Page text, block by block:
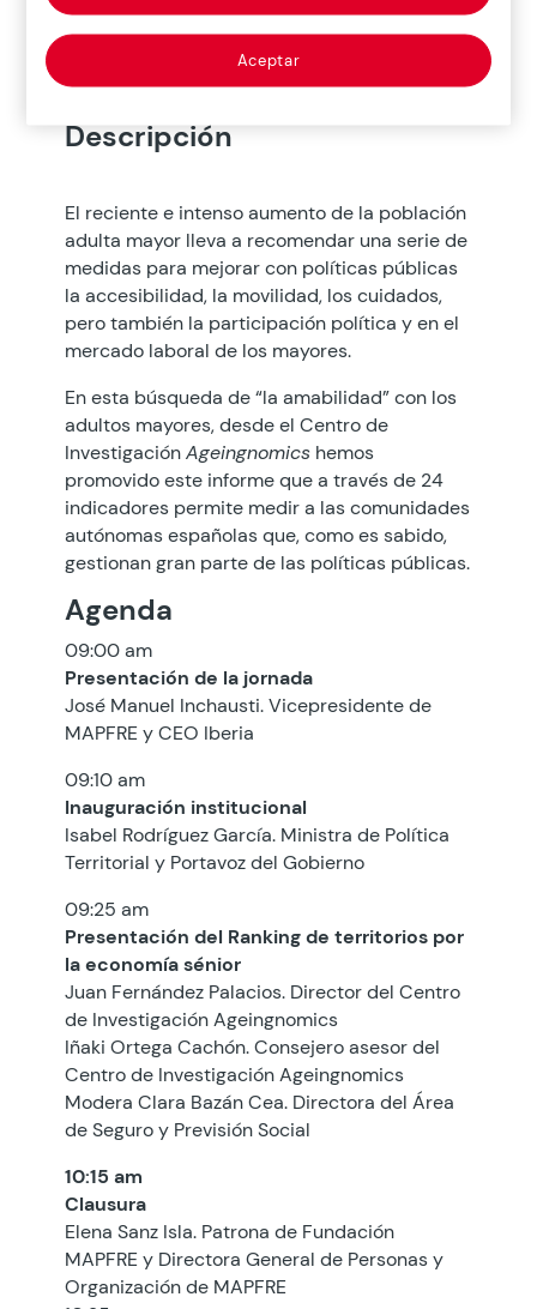
Participantes
Descripción
El reciente e intenso aumento de la población
adulta mayor lleva a recomendar una serie de
medidas para mejorar con políticas públicas
la accesibilidad, la movilidad, los cuidados,
pero también la participación política y en el
mercado laboral de los mayores.
En esta búsqueda de “la amabilidad” con los
adultos mayores, desde el Centro de
InvestigaciónAgeingnomics hemos
promovido este informe que a través de 24
indicadores permite medir a las comunidades
autónomas españolas que, como es sabido,
gestionan gran parte de las políticas públicas.
Agenda
09:00 am
Presentación de la jornada
José Manuel Inchausti. Vicepresidente de
MAPFRE y CEO Iberia
09:10 am
Inauguración institucional
Isabel Rodríguez García. Ministra de Política
Territorial y Portavoz del Gobierno
09:25 am
Presentación del Ranking de territorios por
la economía sénior
Juan Fernández Palacios. Director del Centro
de Investigación Ageingnomics
Iñaki Ortega Cachón. Consejero asesor del
Centro de Investigación Ageingnomics
Modera Clara Bazán Cea. Directora del Área
de Seguro y Previsión Social
10:15 am
Clausura
Elena Sanz Isla. Patrona de Fundación
MAPFRE y Directora General de Personas y
Organización de MAPFRE
Aceptar